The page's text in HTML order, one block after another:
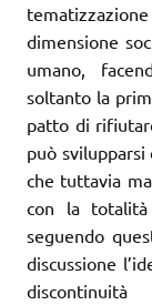
dimensione
umano,
soltanto la
patto di
può svilupparsi
che tuttavia
con la totalità
seguendo
discussione